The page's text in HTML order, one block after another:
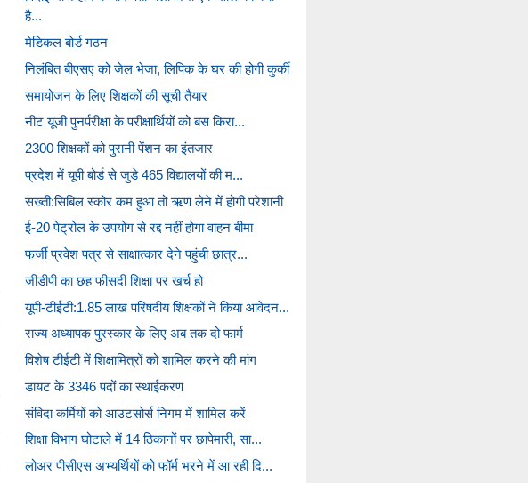
है...
मेडिकल बोर्ड गठन
निलंबित बीएसए को जेल भेजा, लिपिक के घर की होगी कुर्की
समायोजन के लिए शिक्षकों की सूची तैयार
नीट यूजी पुनर्परीक्षा के परीक्षार्थियों को बस किरा...
2300 शिक्षकों को पुरानी पेंशन का इंतजार
प्रदेश में यूपी बोर्ड से जुड़े 465 विद्यालयों की म...
सख्ती:सिबिल स्कोर कम हुआ तो ऋण लेने में होगी परेशानी
ई-20 पेट्रोल के उपयोग से रद्द नहीं होगा वाहन बीमा
फर्जी प्रवेश पत्र से साक्षात्कार देने पहुंची छात्र...
जीडीपी का छह फीसदी शिक्षा पर खर्च हो
यूपी-टीईटी:1.85 लाख परिषदीय शिक्षकों ने किया आवेदन...
राज्य अध्यापक पुरस्कार के लिए अब तक दो फार्म
विशेष टीईटी में शिक्षामित्रों को शामिल करने की मांग
डायट के 3346 पदों का स्थाईकरण
संविदा कर्मियों को आउटसोर्स निगम में शामिल करें
शिक्षा विभाग घोटाले में 14 ठिकानों पर छापेमारी, सा...
लोअर पीसीएस अभ्यर्थियों को फॉर्म भरने में आ रही दि...